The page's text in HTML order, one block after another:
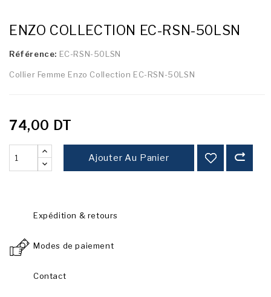
ENZO COLLECTION EC-RSN-50LSN
Référence: EC-RSN-50LSN
Collier Femme Enzo Collection EC-RSN-50LSN
74,00 DT
Ajouter Au Panier
Expédition & retours
Modes de paiement
Contact